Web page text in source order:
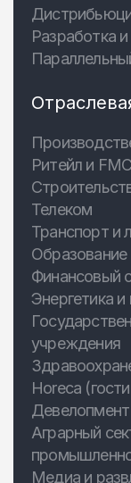
Разработка
Ритейл и
Телеком
Транспорт и
Образование
Финансовый
Энергетика и
учреждения
Horeca
Аграрный
Медиа и